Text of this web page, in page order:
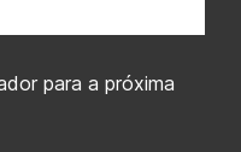
para a próxima